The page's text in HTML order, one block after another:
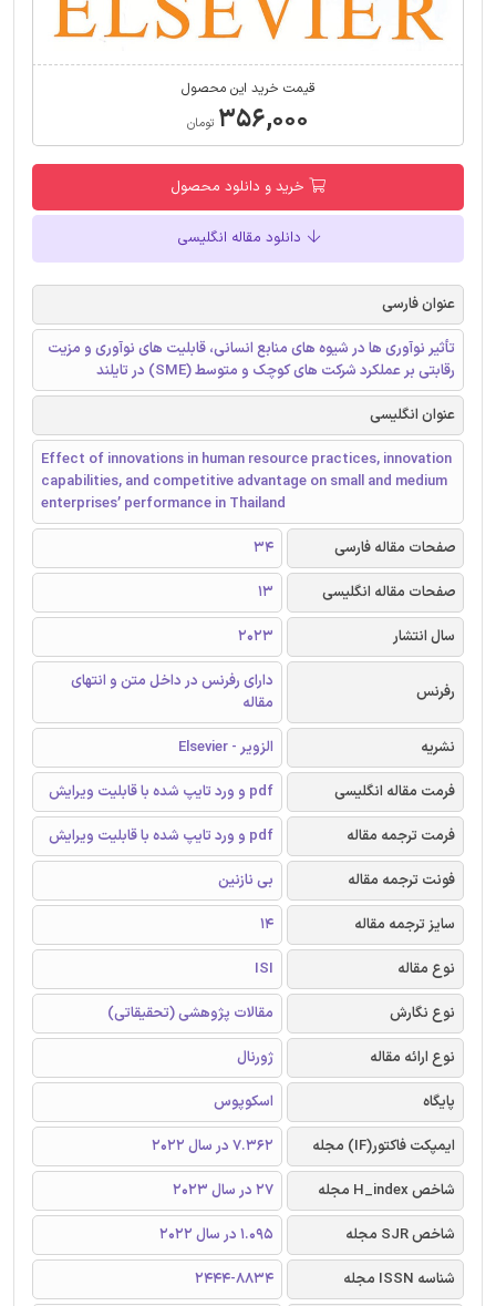
قیمت خرید این محصول
۳۵۶,۰۰۰ تومان
خرید و دانلود محصول
دانلود مقاله انگلیسی
عنوان فارسی
تأثیر نوآوری ها در شیوه های منابع انسانی، قابلیت های نوآوری و مزیت
رقابتی بر عملکرد شرکت های کوچک و متوسط (SME) در تایلند
عنوان انگلیسی
Effect of innovations in human resource practices, innovation
capabilities, and competitive advantage on small and medium
enterprises’ performance in Thailand
صفحات مقاله فارسی
34
صفحات مقاله انگلیسی
13
سال انتشار
2023
رفرنس
دارای رفرنس در داخل متن و انتهای
مقاله
نشریه
الزویر - Elsevier
فرمت مقاله انگلیسی
pdf و ورد تایپ شده با قابلیت ویرایش
فرمت ترجمه مقاله
pdf و ورد تایپ شده با قابلیت ویرایش
فونت ترجمه مقاله
بی نازنین
سایز ترجمه مقاله
14
نوع مقاله
ISI
نوع نگارش
مقالات پژوهشی (تحقیقاتی)
نوع ارائه مقاله
ژورنال
پایگاه
اسکوپوس
ایمپکت فاکتور(IF) مجله
7.362 در سال 2022
شاخص H_index مجله
27 در سال 2023
شاخص SJR مجله
1.095 در سال 2022
شناسه ISSN مجله
2444-8834